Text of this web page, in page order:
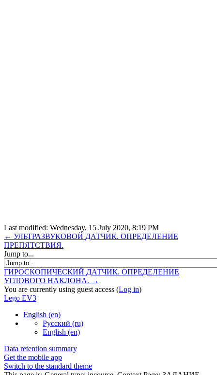
Last modified: Wednesday, 15 July 2020, 8:19 PM
← УЛЬТРАЗВУКОВОЙ ДАТЧИК. ОПРЕДЕЛЕНИЕ
ПРЕПЯТСТВИЯ.
Jump to...
ГИРОСКОПИЧЕСКИЙ ДАТЧИК. ОПРЕДЕЛЕНИЕ
УГЛОВОГО НАКЛОНА. →
You are currently using guest access (Log in)
Lego EV3
English ‎(en)‎
Русский ‎(ru)‎
English ‎(en)‎
Data retention summary
Get the mobile app
Switch to the standard theme